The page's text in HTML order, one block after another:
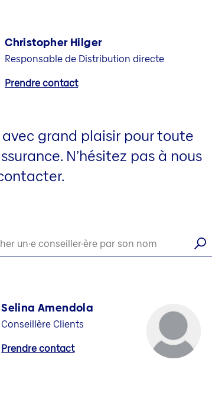
Christopher Hilger
Responsable de Distribution directe
Prendre contact
avec grand plaisir pour toute
N’hésitez pas à nous
un·e conseiller·ère par son nom
Selina Amendola
Conseillère Clients
Prendre contact